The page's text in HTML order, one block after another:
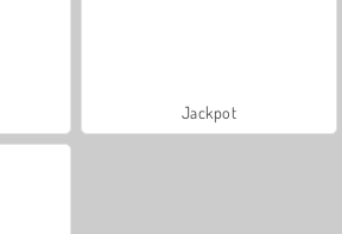
Jackpot